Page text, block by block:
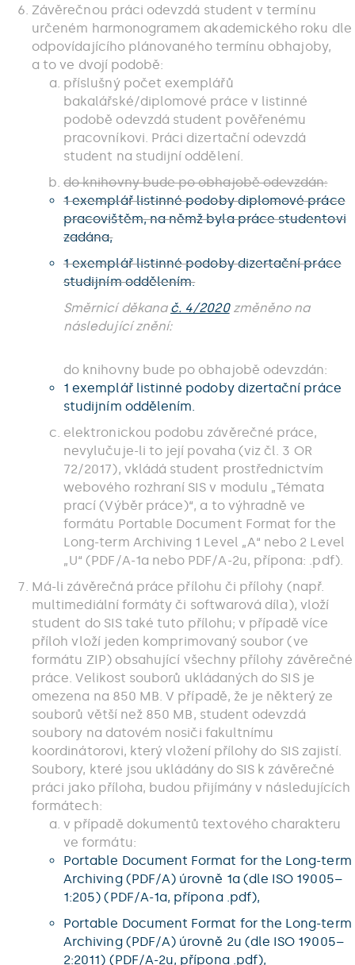
Závěrečnou práci odevzdá student v termínu
určeném harmonogramem akademického roku dle
odpovídajícího plánovaného termínu obhajoby,
a to ve dvojí podobě:
příslušný počet exemplářů
bakalářské/diplomové práce v listinné
podobě odevzdá student pověřenému
pracovníkovi. Práci dizertační odevzdá
student na studijní oddělení.
do knihovny bude po obhajobě odevzdán:
1 exemplář listinné podoby diplomové práce
pracovištěm, na němž byla práce studentovi
zadána,
1 exemplář listinné podoby dizertační práce
studijním oddělením.
Směrnicí děkana č. 4/2020změněno na
následující znění:
do knihovny bude po obhajobě odevzdán:
1 exemplář listinné podoby dizertační práce
studijním oddělením.
elektronickou podobu závěrečné práce,
nevylučuje-li to její povaha (viz čl. 3 OR
72/2017), vkládá student prostřednictvím
webového rozhraní SIS v modulu „Témata
prací (Výběr práce)“, a to výhradně ve
formátu Portable Document Format for the
Long-term Archiving 1 Level „A“ nebo 2 Level
„U“ (PDF/A-1a nebo PDF/A-2u, přípona: .pdf).
Má-li závěrečná práce přílohu či přílohy (např.
multimediální formáty či softwarová díla), vloží
student do SIS také tuto přílohu; v případě více
příloh vloží jeden komprimovaný soubor (ve
formátu ZIP) obsahující všechny přílohy závěrečné
práce. Velikost souborů ukládaných do SIS je
omezena na 850 MB. V případě, že je některý ze
souborů větší než 850 MB, student odevzdá
soubory na datovém nosiči fakultnímu
koordinátorovi, který vložení přílohy do SIS zajistí.
Soubory, které jsou ukládány do SIS k závěrečné
práci jako příloha, budou přijímány v následujících
formátech:
v případě dokumentů textového charakteru
ve formátu:
Portable Document Format for the Long-term
Archiving (PDF/A) úrovně 1a (dle ISO 19005–
1:205) (PDF/A-1a, přípona .pdf),
Portable Document Format for the Long-term
Archiving (PDF/A) úrovně 2u (dle ISO 19005–
2:2011) (PDF/A-2u, přípona .pdf),